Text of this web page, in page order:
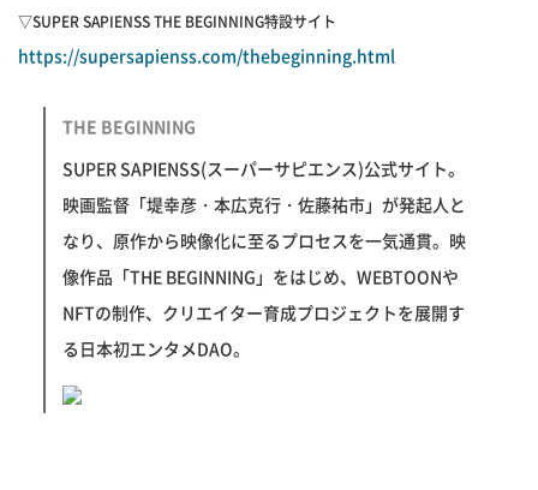
▽SUPER SAPIENSS THE BEGINNING特設サイト
https://supersapienss.com/thebeginning.html
THE BEGINNING
SUPER SAPIENSS(スーパーサピエンス)公式サイト。
映画監督「堤幸彦・本広克行・佐藤祐市」が発起人と
なり、原作から映像化に至るプロセスを一気通貫。映
像作品「THE BEGINNING」をはじめ、WEBTOONや
NFTの制作、クリエイター育成プロジェクトを展開す
る日本初エンタメDAO。